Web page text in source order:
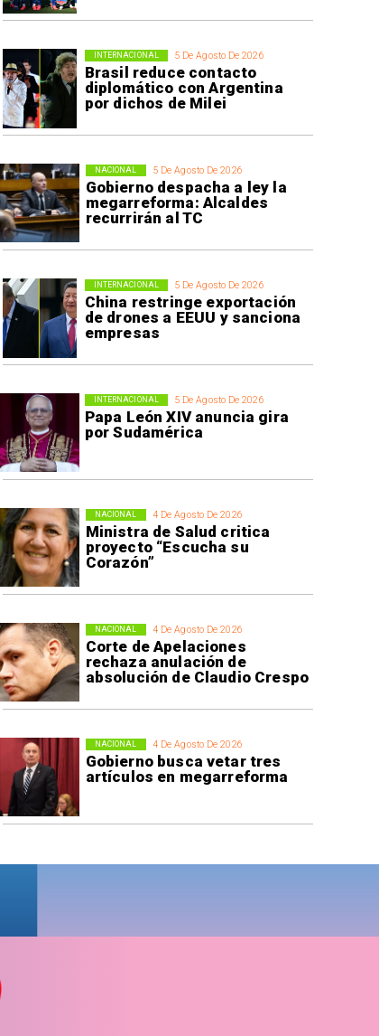
5 De Agosto De 2026
Brasil reduce contacto
diplomático con Argentina
por dichos de Milei
INTERNACIONAL
5 De Agosto De 2026
Gobierno despacha a ley la
megarreforma: Alcaldes
recurrirán al TC
NACIONAL
5 De Agosto De 2026
China restringe exportación
de drones a EEUU y sanciona
empresas
INTERNACIONAL
5 De Agosto De 2026
Papa León XIV anuncia gira
por Sudamérica
INTERNACIONAL
4 De Agosto De 2026
Ministra de Salud critica
proyecto “Escucha su
Corazón”
NACIONAL
4 De Agosto De 2026
Corte de Apelaciones
rechaza anulación de
absolución de Claudio Crespo
NACIONAL
4 De Agosto De 2026
Gobierno busca vetar tres
artículos en megarreforma
NACIONAL